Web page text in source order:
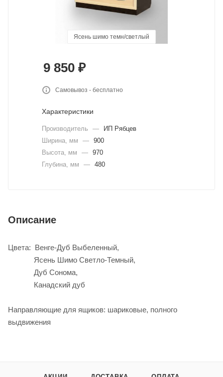
Венге/Дуб выбеленный
Дуб канадский
Сонома
Ясень шимо темн/светлый
9 850 ₽
Самовывоз - бесплатно
Характеристики
Производитель —
ИП Рябцев
Ширина, мм
— 900
Высота, мм
— 970
Глубина, мм
— 480
Описание
Цвета: Венге-Дуб Выбеленный,
Ясень Шимо Светло-Темный,
Дуб Сонома,
Канадский дуб
Направляющие для ящиков: шариковые, полного
выдвижения